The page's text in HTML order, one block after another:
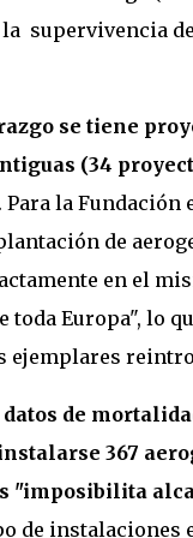
supervivencia
se tiene
(34
Para la
de
en el
toda Europa", lo
ejemplares
de
367
"imposibilita
de instalaciones